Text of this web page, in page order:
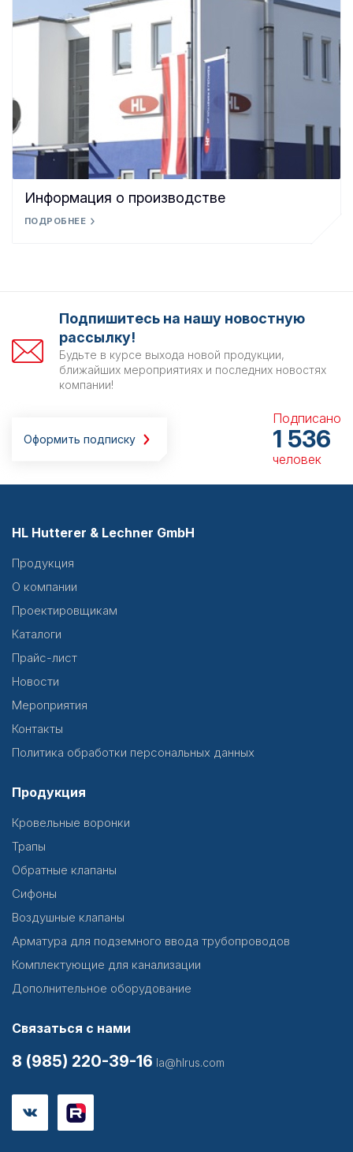
Информация о производстве
ПОДРОБНЕЕ
Подпишитесь на нашу новостную
рассылку!
Будьте в курсе выхода новой продукции,
ближайших мероприятиях и последних новостях
компании!
Оформить подписку
Подписано
1 536
человек
HL Hutterer & Lechner GmbH
Продукция
О компании
Проектировщикам
Каталоги
Прайс-лист
Новости
Мероприятия
Контакты
Политика обработки персональных данных
Продукция
Кровельные воронки
Трапы
Обратные клапаны
Сифоны
Воздушные клапаны
Арматура для подземного ввода трубопроводов
Комплектующие для канализации
Дополнительное оборудование
Связаться с нами
8 (985) 220-39-16 la@hlrus.com